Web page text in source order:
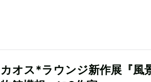
カオス*ラウンジ新作展『